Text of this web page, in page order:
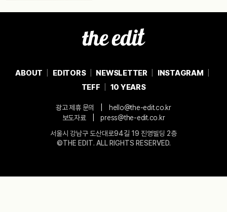
ABOUT EDITORS NEWSLETTER
INSTAGRAM
TEFF
10 YEARS
광고 제휴 문의
hello@the-edit.co.kr
보도자료
press@the-edit.co.kr
서울시 강남구 도산대로94길 19 진영빌딩 2층
©THE EDIT. ALL RIGHTS RESERVED.